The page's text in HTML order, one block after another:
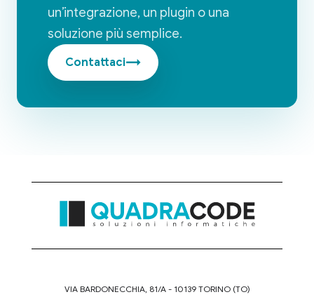
un’integrazione, un plugin o una
soluzione più semplice.
Contattaci→
VIA BARDONECCHIA, 81/A - 10139 TORINO (TO)